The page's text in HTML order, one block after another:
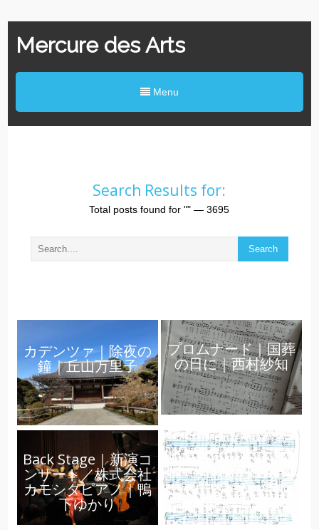
Mercure des Arts
Menu
Search Results for:
Total posts found for"" — 3695
カデンツァ｜除夜の
鐘｜丘山万里子
プロムナード｜国葬
の日に｜西村紗知
Back Stage｜新演コ
ンサート／株式会社
カモシタピアノ｜鴨
下ゆかり
五線紙のパンセ｜結
局、作曲家は何を書
いているのか（言葉
で）という問題
（２）｜田中吉史